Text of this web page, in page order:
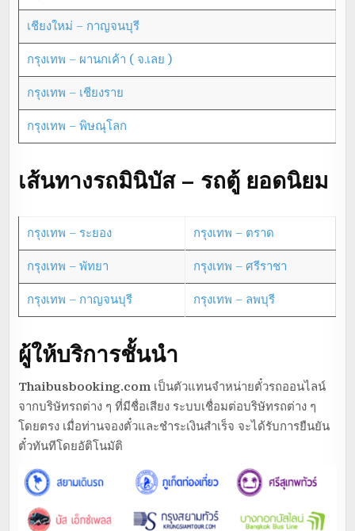
เชียงใหม่ – กาญจนบุรี
กรุงเทพ – ผานกเค้า ( จ.เลย )
กรุงเทพ – เชียงราย
กรุงเทพ – พิษณุโลก
เส้นทางรถมินิบัส – รถตู้ ยอดนิยม
กรุงเทพ – ระยอง กรุงเทพ – ตราด
กรุงเทพ – พัทยา กรุงเทพ – ศรีราชา
กรุงเทพ – กาญจนบุรี กรุงเทพ – ลพบุรี
ผู้ให้บริการชั้นนำ
Thaibusbooking.com เป็นตัวแทนจำหน่ายตั๋วรถออนไลน์
จากบริษัทรถต่าง ๆ ที่มีชื่อเสียง ระบบเชื่อมต่อบริษัทรถต่าง ๆ
โดยตรง เมื่อท่านจองตั๋วและชำระเงินสำเร็จ จะได้รับการยืนยัน
ตั๋วทันทีโดยอัติโนมัติ